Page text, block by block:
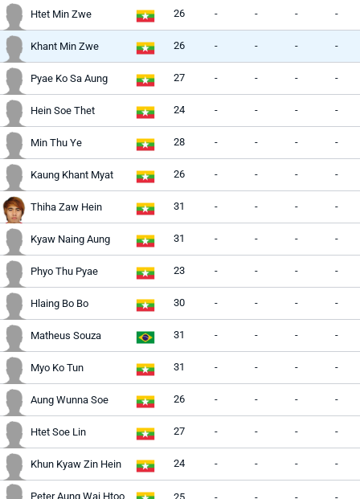
Htet Min Zwe 26 - - - -
Khant Min Zwe 26 - - - -
Pyae Ko Sa Aung 27 - - - -
Hein Soe Thet 24 - - - -
Min Thu Ye 28 - - - -
Kaung Khant Myat 26 - - - -
Thiha Zaw Hein 31 - - - -
Kyaw Naing Aung 31 - - - -
Phyo Thu Pyae 23 - - - -
Hlaing Bo Bo 30 - - - -
Matheus Souza 31 - - - -
Myo Ko Tun 31 - - - -
Aung Wunna Soe 26 - - - -
Htet Soe Lin 27 - - - -
Khun Kyaw Zin Hein 24 - - - -
Peter Aung Wai Htoo